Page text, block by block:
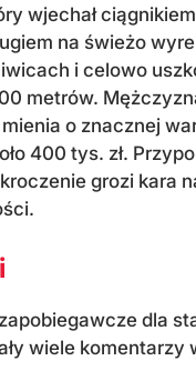
wjechał ciągnikiem
na świeżo
i celowo
metrów.
o znacznej
400 tys. zł.
grozi kara
dla
wiele komentarzy